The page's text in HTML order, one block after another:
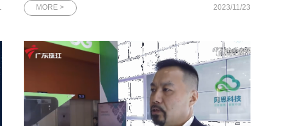
工业和信息化部主办，中国移动通信集团有限公司承办。网思科
MORE > 2023/11/23